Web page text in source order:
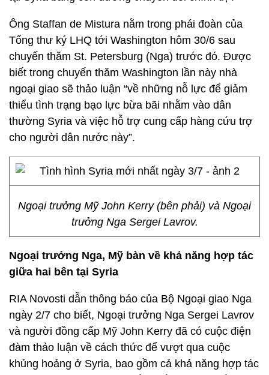
Ông Staffan de Mistura nằm trong phái đoàn của
Tổng thư ký LHQ tới Washington hôm 30/6 sau
chuyến thăm St. Petersburg (Nga) trước đó. Được
biết trong chuyến thăm Washington lần này nhà
ngoại giao sẽ thảo luận “về những nỗ lực để giảm
thiểu tình trạng bạo lực bừa bãi nhằm vào dân
thường Syria và việc hỗ trợ cung cấp hàng cứu trợ
cho người dân nước này”.
Ngoại trưởng Mỹ John Kerry (bên phải) và Ngoại
trưởng Nga Sergei Lavrov.
Ngoại trưởng Nga, Mỹ bàn về khả năng hợp tác
giữa hai bên tại Syria
RIA Novosti dẫn thông báo của Bộ Ngoại giao Nga
ngày 2/7 cho biết, Ngoại trưởng Nga Sergei Lavrov
và người đồng cấp Mỹ John Kerry đã có cuộc điện
đàm thảo luận về cách thức để vượt qua cuộc
khủng hoảng ở Syria, bao gồm cả khả năng hợp tác